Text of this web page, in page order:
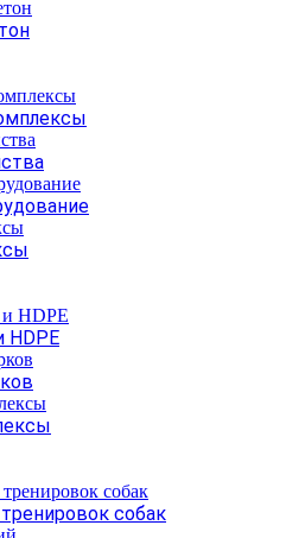
HDPE
собак